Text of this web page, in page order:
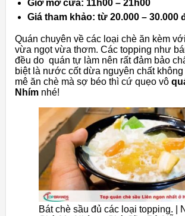
Giờ mở cửa: 11h00 – 21h00
Giá tham khảo: từ 20.000 – 30.000
Quán chuyên về các loại chè ăn kèm
vừa ngọt vừa thơm. Các topping như
đều do quán tự làm nên rất đảm bảo
biệt là nước cốt dừa nguyên chất không
mê ăn chè mà sợ béo thì cứ quẹo vô
Nhím nhé!
Bát chè sầu đủ các loại topping. |